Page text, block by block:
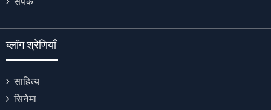
ब्लॉग श्रेणियाँ
साहित्य
सिनेमा